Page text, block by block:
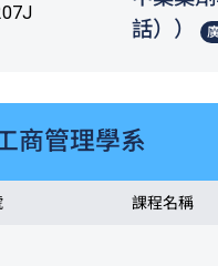
話））
商管理學系
課程名稱